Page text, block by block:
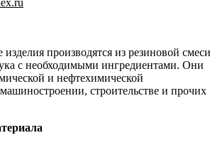
изделия производятся из резиновой смеси
с необходимыми ингредиентами. Они
и нефтехимической
строительстве и прочих